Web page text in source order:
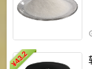
¥
43.2